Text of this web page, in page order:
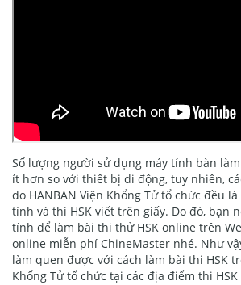
Số lượng người sử dụng máy tính bàn
ít hơn so với thiết bị di động, tuy nhiên,
do HANBAN Viện Khổng Tử tổ chức đều
tính và thi HSK viết trên giấy. Do đó, bạn
tính để làm bài thi thử HSK online trên
online miễn phí ChineMaster nhé. Như
làm quen được với cách làm bài thi HSK
Khổng Tử tổ chức tại các địa điểm thi